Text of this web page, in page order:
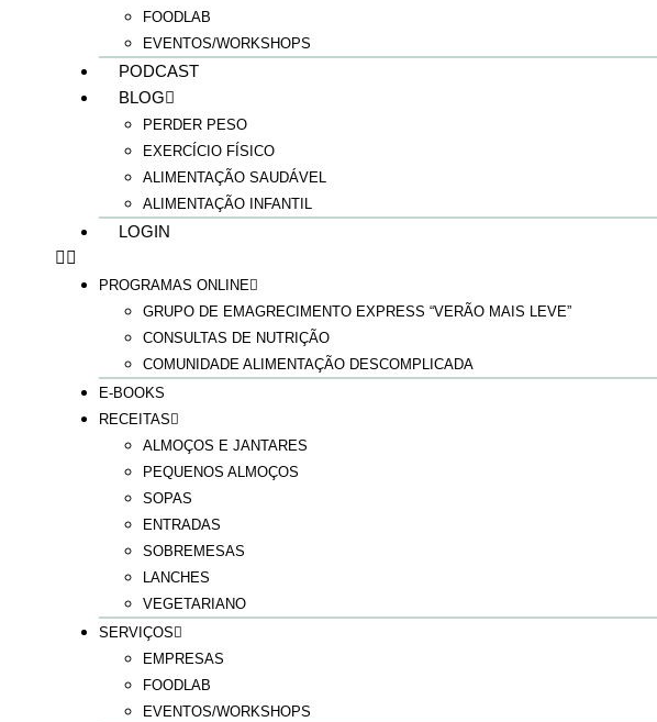
FOODLAB
EVENTOS/WORKSHOPS
PODCAST
BLOG
PERDER PESO
EXERCÍCIO FÍSICO
ALIMENTAÇÃO SAUDÁVEL
ALIMENTAÇÃO INFANTIL
LOGIN
PROGRAMAS ONLINE
GRUPO DE EMAGRECIMENTO EXPRESS “VERÃO MAIS LEVE”
CONSULTAS DE NUTRIÇÃO
COMUNIDADE ALIMENTAÇÃO DESCOMPLICADA
E-BOOKS
RECEITAS
ALMOÇOS E JANTARES
PEQUENOS ALMOÇOS
SOPAS
ENTRADAS
SOBREMESAS
LANCHES
VEGETARIANO
SERVIÇOS
EMPRESAS
FOODLAB
EVENTOS/WORKSHOPS